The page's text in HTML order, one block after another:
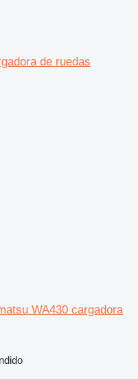
de ruedas
WA430 cargadora